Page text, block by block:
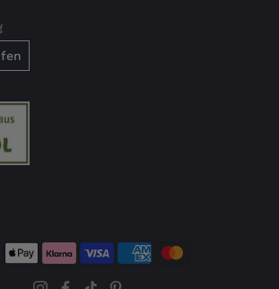
Kunde
Produkte von Euch sind super.
Kunde